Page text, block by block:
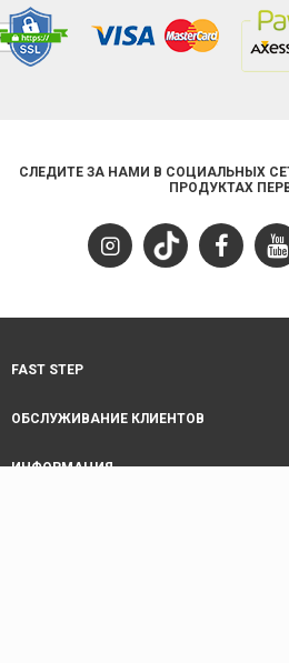
СЛЕДИТЕ ЗА НАМИ В СОЦИАЛЬНЫХ
ПРОДУКТАХ
FAST STEP
ОБСЛУЖИВАНИЕ КЛИЕНТОВ
ИНФОРМАЦИЯ